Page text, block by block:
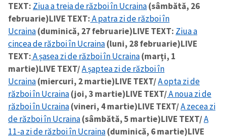
TEXT: Ziua a treia de război în Ucraina(sâmbătă, 26
februarie)LIVE TEXT:A patra zi de război în
Ucraina(duminică, 27 februarie)LIVE TEXT: Ziua a
cincea de război în Ucraina(luni, 28 februarie)LIVE
TEXT:A șasea zi de război în Ucraina(marți, 1
martie)LIVE TEXT/A șaptea zi de război în
Ucraina(miercuri, 2 martie)LIVE TEXT/A opta zi de
război în Ucraina(joi, 3 martie)LIVE TEXT/A noua zi de
război în Ucraina(vineri, 4 martie)LIVE TEXT/A zecea zi
de război în Ucraina(sâmbătă, 5 martie)LIVE TEXT/A
11-a zi de război în Ucraina(duminică, 6 martie)LIVE